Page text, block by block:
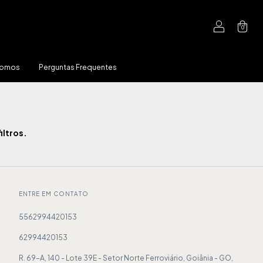
0
Perguntas Frequentes
ENTRE EM CONTATO
5562994420153
62994420153
R. 69-A, 140 - Lote 39E - Setor Norte Ferroviário, Goiânia - GO,